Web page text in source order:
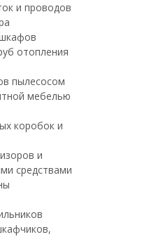
и проводов
отопления
пылесосом
мебелью
коробок и
и
средствами